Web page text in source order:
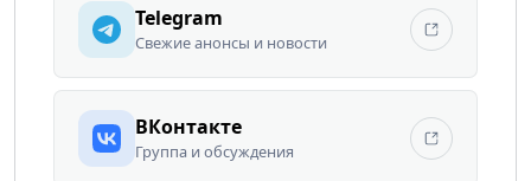
Telegram
Свежие анонсы и новости
ВКонтакте
Группа и обсуждения